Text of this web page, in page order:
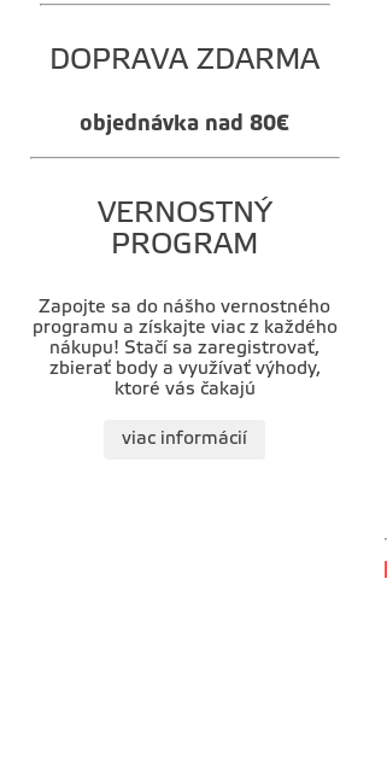
DOPRAVA ZDARMA
objednávka nad 80€
VERNOSTNÝ
PROGRAM
Zapojte sa do nášho vernostného
programu a získajte viac z každého
nákupu! Stačí sa zaregistrovať,
zbierať body a využívať výhody,
ktoré vás čakajú
viac informácií